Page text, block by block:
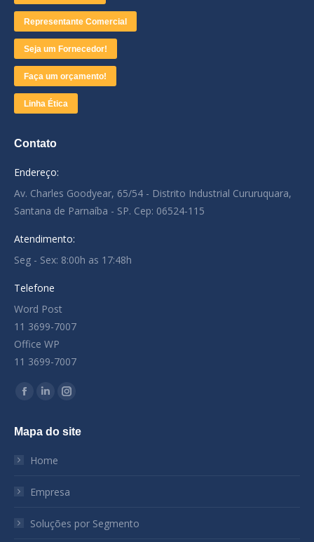
Representante Comercial
Seja um Fornecedor!
Faça um orçamento!
Linha Ética
Contato
Endereço:
Av. Charles Goodyear, 65/54 - Distrito Industrial Cururuquara,
Santana de Parnaíba - SP. Cep: 06524-115
Atendimento:
Seg - Sex: 8:00h as 17:48h
Telefone
Word Post
11 3699-7007
Office WP
11 3699-7007
Encontre-nos em:
Facebook
opens
window
Linkedin
opens
window
Instagram
opens
window
Mapa do site
Home
Empresa
Soluções por Segmento